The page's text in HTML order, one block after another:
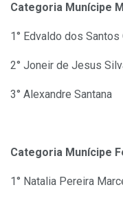
Categoria Munícipe
1° Edvaldo dos Santos
2° Joneir de Jesus
3° Alexandre Santana
Categoria Munícipe
1° Natalia Pereira